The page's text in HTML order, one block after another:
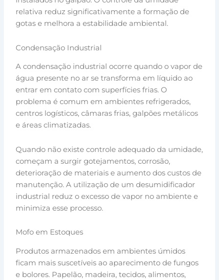
relativa reduz significativamente a formação de
gotas e melhora a estabilidade ambiental.
Condensação Industrial
A condensação industrial ocorre quando o vapor de
água presente no ar se transforma em líquido ao
entrar em contato com superfícies frias. O
problema é comum em ambientes refrigerados,
centros logísticos, câmaras frias, galpões metálicos
e áreas climatizadas.
Quando não existe controle adequado da umidade,
começam a surgir gotejamentos, corrosão,
deterioração de materiais e aumento dos custos de
manutenção. A utilização de um desumidificador
industrial reduz o excesso de vapor no ambiente e
minimiza esse processo.
Mofo em Estoques
Produtos armazenados em ambientes úmidos
ficam mais suscetíveis ao aparecimento de fungos
e bolores. Papelão, madeira, tecidos, alimentos,